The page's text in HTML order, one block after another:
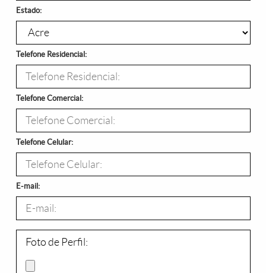
Estado:
Telefone Residencial:
Telefone Comercial:
Telefone Celular:
E-mail:
Foto de Perfil: